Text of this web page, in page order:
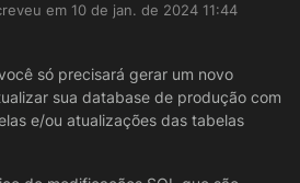
Deixe-me especificar mais a situação.
no projeto, preciso
para o funcionamento, o
também tem algumas tabelas
Eu preciso evitar de mexer
em 10 de jan. de 2024 11:44
edição por
só precisará gerar um novo
sua database de produção com
e/ou atualizações das tabelas